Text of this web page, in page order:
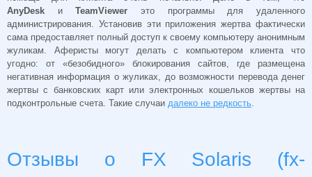
AnyDesk иTeamViewer это программы для удаленного
администрирования. Установив эти приложения жертва фактически
сама предоставляет полный доступ к своему компьютеру анонимным
жуликам. Аферисты могут делать с компьютером клиента что
угодно: от «безобидного» блокирования сайтов, где размещена
негативная информация о жуликах, до возможности перевода денег
жертвы с банковских карт или электронных кошельков жертвы на
подконтрольные счета. Такие случаи далеко не редкость
Отзывы о FX Solaris (fx-